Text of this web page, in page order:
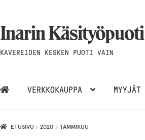
Siirry
navigointiin
Siirry
sisältöön
Inarin Käsityöpuoti
KAVEREIDEN KESKEN PUOTI VAIN
VERKKOKAUPPA MYYJÄT
ETUSIVU 2020 TAMMIKUU